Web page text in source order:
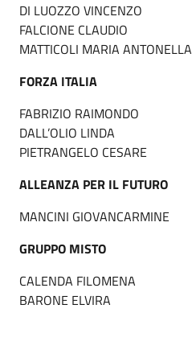
DI LUOZZO VINCENZO
FALCIONE CLAUDIO
MATTICOLI MARIA ANTONELLA
FORZA ITALIA
FABRIZIO RAIMONDO
DALL’OLIO LINDA
PIETRANGELO CESARE
ALLEANZA PER IL FUTURO
MANCINI GIOVANCARMINE
GRUPPO MISTO
CALENDA FILOMENA
BARONE ELVIRA